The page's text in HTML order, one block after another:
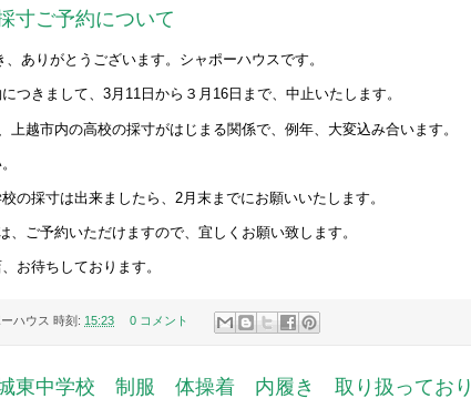
ご予約について
、ありがとうございます。シャポーハウスです。
つきまして、3月11日から３月16日まで、中止いたします。
上越市内の高校の採寸がはじまる関係で、例年、大変込み合います。
の採寸は出来ましたら、2月末までにお願いいたします。
、ご予約いただけますので、宜しくお願い致します。
お待ちしております。
ハウス 時刻: 15:23 0 コメント
城東中学校 制服 体操着 内履き 取り扱っており